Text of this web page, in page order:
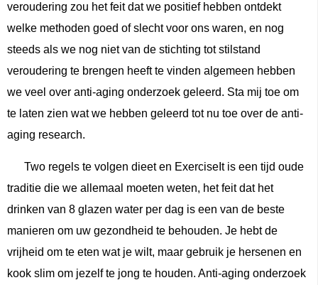
veroudering zou het feit dat we positief hebben ontdekt
welke methoden goed of slecht voor ons waren, en nog
steeds als we nog niet van de stichting tot stilstand
veroudering te brengen heeft te vinden algemeen hebben
we veel over anti-aging onderzoek geleerd. Sta mij toe om
te laten zien wat we hebben geleerd tot nu toe over de anti-
aging research.
Two regels te volgen dieet en ExerciseIt is een tijd oude
traditie die we allemaal moeten weten, het feit dat het
drinken van 8 glazen water per dag is een van de beste
manieren om uw gezondheid te behouden. Je hebt de
vrijheid om te eten wat je wilt, maar gebruik je hersenen en
kook slim om jezelf te jong te houden. Anti-aging onderzoek